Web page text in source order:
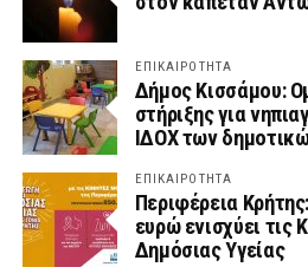
ΕΠΙΚΑΙΡΟΤΗΤΑ
Δήμος Κισσάμου:
στήριξης για
ΙΔΟΧ των
ΕΠΙΚΑΙΡΟΤΗΤΑ
Περιφέρεια
ευρώ ενισχύει τις
Δημόσιας Υγείας